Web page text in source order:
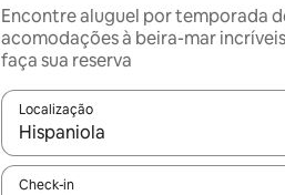
Encontre aluguel por temporada
acomodações à beira-mar
faça sua reserva
Localização
Quando os resultados estiverem
Check-in